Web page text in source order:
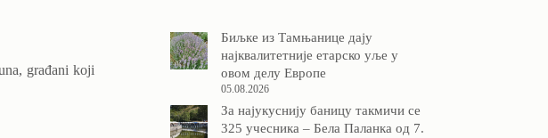
građani koji
Биљке из Тамњанице дају
најквалитетније етарско уље у
овом делу Европе
05.08.2026
За најукуснију баницу такмичи се
325 учесника – Бела Паланка од 7.